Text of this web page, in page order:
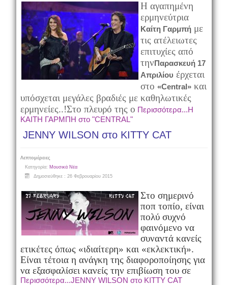
Η αγαπημένη
ερμηνεύτρια
Καίτη Γαρμπήμε
τις ατέλειωτες
επιτυχίες από
τηνΠαρασκευή 17
Απριλίου έρχεται
στο «Central»και
υπόσχεται μεγάλες βραδιές με καθηλωτικές
ερμηνείες..!Στο πλευρό της ο Περισσότερα...Η
ΚΑΙΤΗ ΓΑΡΜΠΗ στο "CENTRAL"
JENNY WILSON στο KITTY CAT
Λεπτομέρειες
Κατηγορία: Μουσικά Νέα
Δημοσιεύθηκε : 26 Φεβρουαρίου 2015
Στο σημερινό
ποπ τοπίο, είναι
πολύ συχνό
φαινόμενο να
συναντά κανείς
ετικέτες όπως «ιδιαίτερη» και «εκλεκτική».
Είναι τέτοια η ανάγκη της διαφοροποίησης για
να εξασφαλίσει κανείς την επιβίωση του σε
Περισσότερα...JENNY WILSON στο KITTY CAT